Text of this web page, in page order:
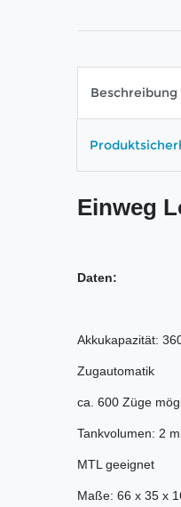
Beschreibung
Einweg
Daten:
Akkukapazität:
Zugautomatik
ca. 600 Züge
Tankvolumen: 2
MTL geeignet
Maße: 66 x 35 x